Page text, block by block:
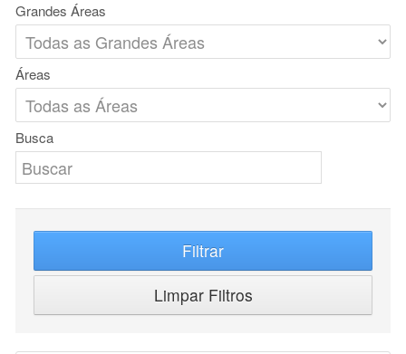
Grandes Áreas
Áreas
Busca
Filtrar
Limpar Filtros